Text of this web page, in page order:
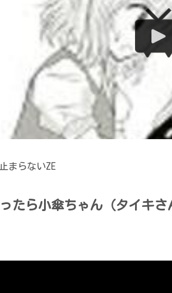
まらないZE
たら小傘ちゃん（タイキさ